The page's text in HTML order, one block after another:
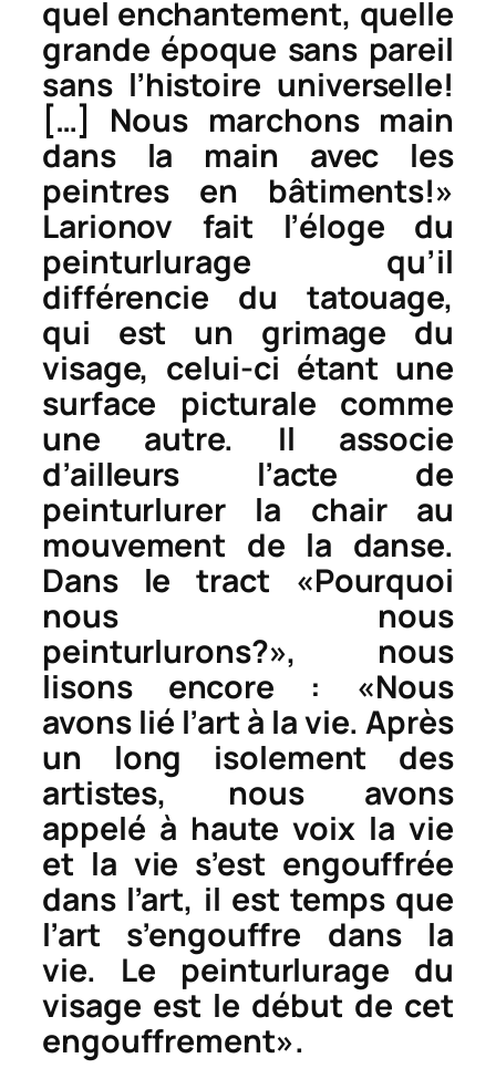
quel enchantement, quelle
grande époque sans pareil
sans l’histoire universelle!
[…] Nous marchons main
dans la main avec les
peintres en bâtiments!»
Larionov fait l’éloge du
peinturlurage qu’il
différencie du tatouage,
qui est un grimage du
visage, celui-ci étant une
surface picturale comme
une autre. Il associe
d’ailleurs l’acte de
peinturlurer la chair au
mouvement de la danse.
Dans le tract «Pourquoi
nous nous
peinturlurons?», nous
lisons encore : «Nous
avons lié l’art à la vie. Après
un long isolement des
artistes, nous avons
appelé à haute voix la vie
et la vie s’est engouffrée
dans l’art, il est temps que
l’art s’engouffre dans la
vie. Le peinturlurage du
visage est le début de cet
engouffrement».